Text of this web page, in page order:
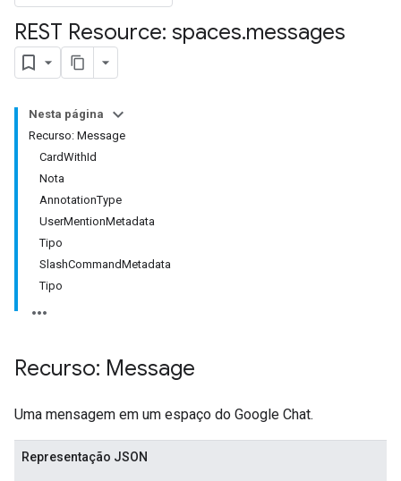
REST Resource: spaces.messages
Nesta página
Recurso: Message
CardWithId
Nota
AnnotationType
UserMentionMetadata
Tipo
SlashCommandMetadata
Tipo
Recurso: Message
Uma mensagem em um espaço do Google Chat.
Representação JSON